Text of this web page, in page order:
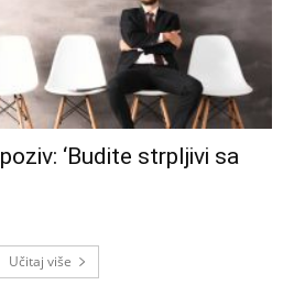
‘Budite strpljivi sa
Učitaj više